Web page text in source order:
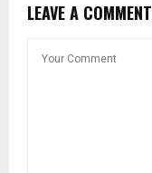
LEAVE A COMMENT